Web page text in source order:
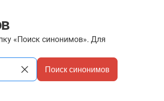
«Поиск синонимов». Для
Поиск синонимов